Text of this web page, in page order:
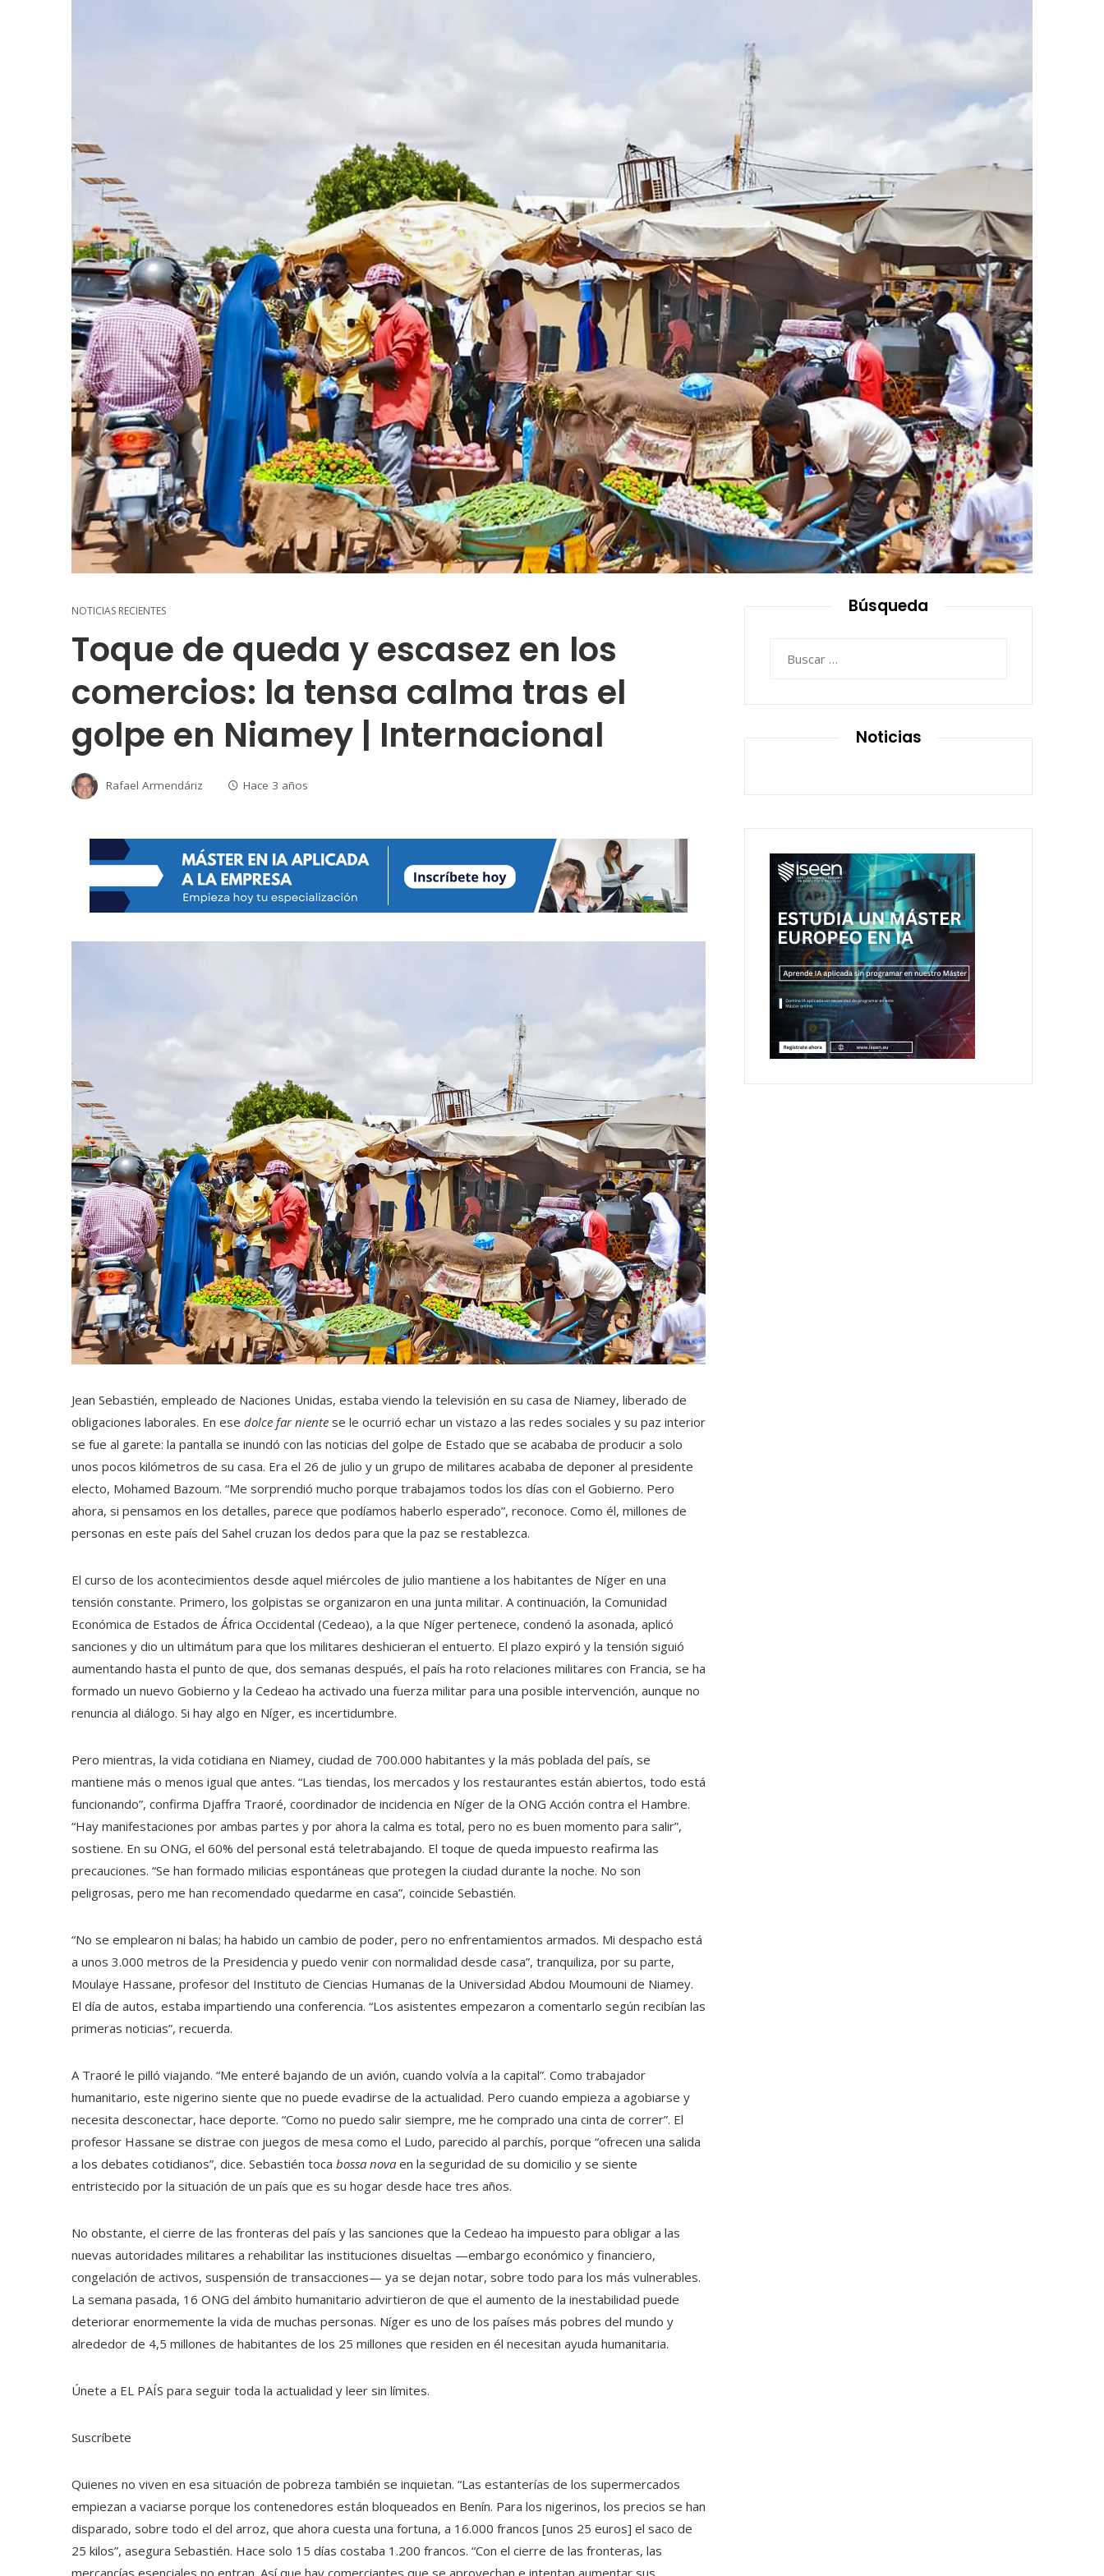
NOTICIAS RECIENTES
Toque de queda y escasez en los
comercios: la tensa calma tras el
golpe en Niamey | Internacional
Rafael Armendáriz Hace 3 años
Jean Sebastién, empleado de Naciones Unidas, estaba viendo la televisión en su casa de Niamey, liberado de
obligaciones laborales. En ese dolce far niente se le ocurrió echar un vistazo a las redes sociales y su paz interior
se fue al garete: la pantalla se inundó con las noticias del golpe de Estado que se acababa de producir a solo
unos pocos kilómetros de su casa. Era el 26 de julio y un grupo de militares acababa de deponer al presidente
electo, Mohamed Bazoum. “Me sorprendió mucho porque trabajamos todos los días con el Gobierno. Pero
ahora, si pensamos en los detalles, parece que podíamos haberlo esperado”, reconoce. Como él, millones de
personas en este país del Sahel cruzan los dedos para que la paz se restablezca.
El curso de los acontecimientos desde aquel miércoles de julio mantiene a los habitantes de Níger en una
tensión constante. Primero, los golpistas se organizaron en una junta militar. A continuación, la Comunidad
Económica de Estados de África Occidental (Cedeao), a la que Níger pertenece, condenó la asonada, aplicó
sanciones y dio un ultimátum para que los militares deshicieran el entuerto. El plazo expiró y la tensión siguió
aumentando hasta el punto de que, dos semanas después, el país ha roto relaciones militares con Francia, se ha
formado un nuevo Gobierno y la Cedeao ha activado una fuerza militar para una posible intervención, aunque no
renuncia al diálogo. Si hay algo en Níger, es incertidumbre.
Pero mientras, la vida cotidiana en Niamey, ciudad de 700.000 habitantes y la más poblada del país, se
mantiene más o menos igual que antes. “Las tiendas, los mercados y los restaurantes están abiertos, todo está
funcionando”, confirma Djaffra Traoré, coordinador de incidencia en Níger de la ONG Acción contra el Hambre.
“Hay manifestaciones por ambas partes y por ahora la calma es total, pero no es buen momento para salir”,
sostiene. En su ONG, el 60% del personal está teletrabajando. El toque de queda impuesto reafirma las
precauciones. “Se han formado milicias espontáneas que protegen la ciudad durante la noche. No son
peligrosas, pero me han recomendado quedarme en casa”, coincide Sebastién.
“No se emplearon ni balas; ha habido un cambio de poder, pero no enfrentamientos armados. Mi despacho está
a unos 3.000 metros de la Presidencia y puedo venir con normalidad desde casa”, tranquiliza, por su parte,
Moulaye Hassane, profesor del Instituto de Ciencias Humanas de la Universidad Abdou Moumouni de Niamey.
El día de autos, estaba impartiendo una conferencia. “Los asistentes empezaron a comentarlo según recibían las
primeras noticias”, recuerda.
A Traoré le pilló viajando. “Me enteré bajando de un avión, cuando volvía a la capital”. Como trabajador
humanitario, este nigerino siente que no puede evadirse de la actualidad. Pero cuando empieza a agobiarse y
necesita desconectar, hace deporte. “Como no puedo salir siempre, me he comprado una cinta de correr”. El
profesor Hassane se distrae con juegos de mesa como el Ludo, parecido al parchís, porque “ofrecen una salida
a los debates cotidianos”, dice. Sebastién toca bossa nova en la seguridad de su domicilio y se siente
entristecido por la situación de un país que es su hogar desde hace tres años.
No obstante, el cierre de las fronteras del país y las sanciones que la Cedeao ha impuesto para obligar a las
nuevas autoridades militares a rehabilitar las instituciones disueltas —embargo económico y financiero,
congelación de activos, suspensión de transacciones— ya se dejan notar, sobre todo para los más vulnerables.
La semana pasada, 16 ONG del ámbito humanitario advirtieron de que el aumento de la inestabilidad puede
deteriorar enormemente la vida de muchas personas. Níger es uno de los países más pobres del mundo y
alrededor de 4,5 millones de habitantes de los 25 millones que residen en él necesitan ayuda humanitaria.
Únete a EL PAÍS para seguir toda la actualidad y leer sin límites.
Suscríbete
Quienes no viven en esa situación de pobreza también se inquietan. “Las estanterías de los supermercados
empiezan a vaciarse porque los contenedores están bloqueados en Benín. Para los nigerinos, los precios se han
disparado, sobre todo el del arroz, que ahora cuesta una fortuna, a 16.000 francos [unos 25 euros] el saco de
25 kilos”, asegura Sebastién. Hace solo 15 días costaba 1.200 francos. “Con el cierre de las fronteras, las
mercancías esenciales no entran. Así que hay comerciantes que se aprovechan e intentan aumentar sus
Búsqueda
Noticias